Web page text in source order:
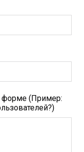
форме (Пример: